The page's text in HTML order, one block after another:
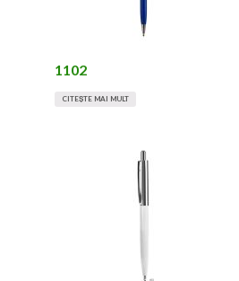
1102
CITEȘTE MAI MULT